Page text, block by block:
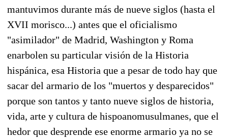
mantuvimos durante más de nueve siglos (hasta el
XVII morisco...) antes que el oficialismo
"asimilador" de Madrid, Washington y Roma
enarbolen su particular visión de la Historia
hispánica, esa Historia que a pesar de todo hay que
sacar del armario de los "muertos y desparecidos"
porque son tantos y tanto nueve siglos de historia,
vida, arte y cultura de hispoanomusulmanes, que el
hedor que desprende ese enorme armario ya no se